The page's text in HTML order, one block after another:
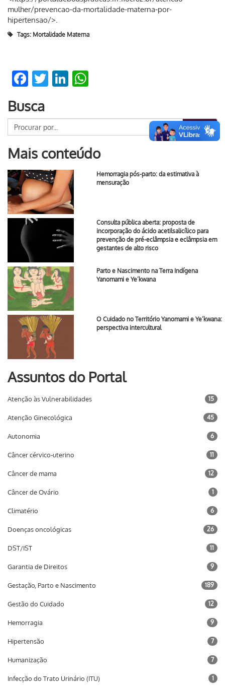
mulher/prevencao-da-mortalidade-materna-por-
hipertensao/>.
Tags: Mortalidade Materna
Facebook
TwitterLinkedIn
Busca
Buscar
Mais conteúdo
Hemorragia pós-parto: da estimativa à
mensuração
Consulta pública aberta: proposta de
incorporação do ácido acetilsalicílico para
prevenção de pré-eclâmpsia e eclâmpsia em
gestantes de alto risco
Parto e Nascimento na Terra Indígena
Yanomami e Ye’kwana
O Cuidado no Território Yanomami e Ye’kwana:
perspectiva intercultural
Assuntos do Portal
Atenção às Vulnerabilidades 15
Atenção Ginecológica 45
Autonomia 6
Câncer cérvico-uterino 11
Câncer de mama 12
Câncer de Ovário 1
Climatério 6
Doenças oncológicas 26
DST/IST 11
Garantia de Direitos 9
Gestação, Parto e Nascimento 189
Gestão do Cuidado 12
Hemorragia 9
Hipertensão 7
Humanização 7
Infecção do Trato Urinário (ITU) 1